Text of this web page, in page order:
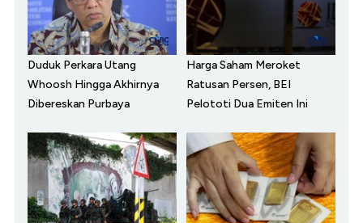
Duduk Perkara Utang
Whoosh Hingga Akhirnya
Dibereskan Purbaya
Harga Saham Meroket
Ratusan Persen, BEI
Pelototi Dua Emiten Ini